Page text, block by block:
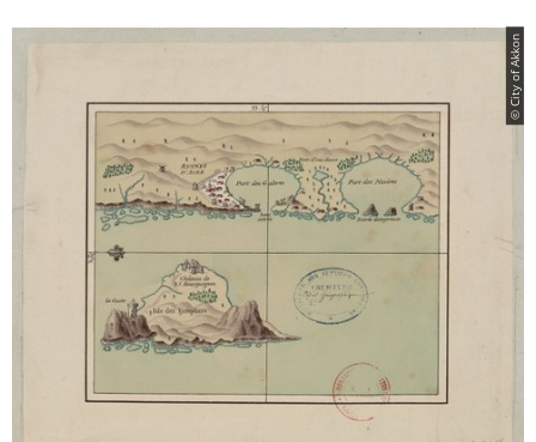
© City of Akkon